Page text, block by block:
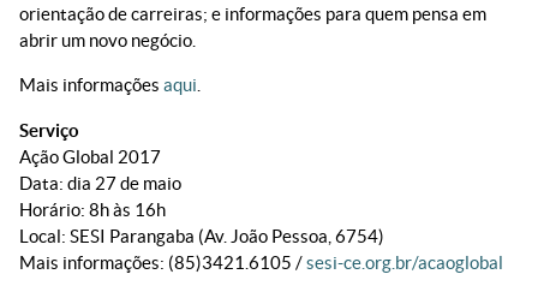
orientação de carreiras; e informações para quem pensa em
abrir um novo negócio.
Mais informações aqui
Serviço
Ação Global 2017
Data: dia 27 de maio
Horário: 8h às 16h
Local: SESI Parangaba (Av. João Pessoa, 6754)
Mais informações: (85)3421.6105 /sesi-ce.org.br/acaoglobal